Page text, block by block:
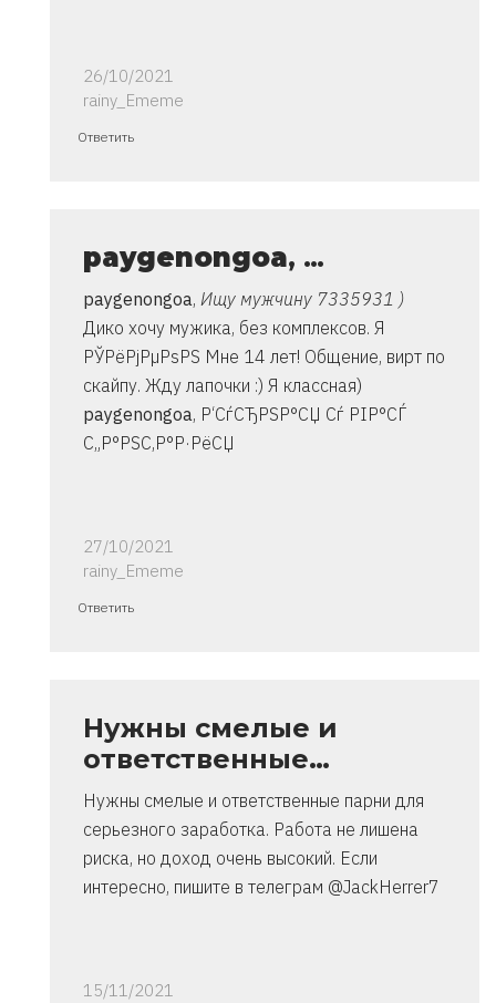
26/10/2021
rainy_Ememe
Ответ
очень
от
Владимир
Ответить
paygenongoa, …
paygenongoa, Ищу мужчину 7335931 )
Дико хочу мужика, без комплексов. Я
РЎРёРјРµРѕРЅ Мне 14 лет! Общение, вирт по
скайпу. Жду лапочки :) Я классная)
paygenongoa, Р‘СѓСЂРЅР°СЏ Сѓ РІР°СЃ
С„Р°РЅС‚Р°Р·РёСЏ
27/10/2021
rainy_Ememe
Ответ
очень
от
Ответить
Нужны смелые и
ответственные…
Нужны смелые и ответственные парни для
серьезного заработка. Работа не лишена
риска, но доход очень высокий. Если
интересно, пишите в телеграм @JackHerrer7
15/11/2021